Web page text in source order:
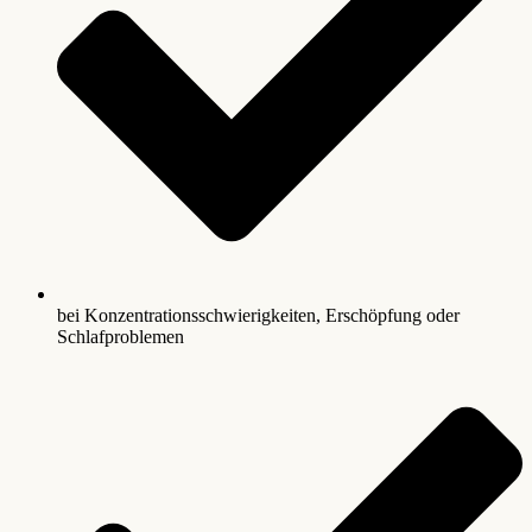
bei Konzentrationsschwierigkeiten, Erschöpfung oder
Schlafproblemen